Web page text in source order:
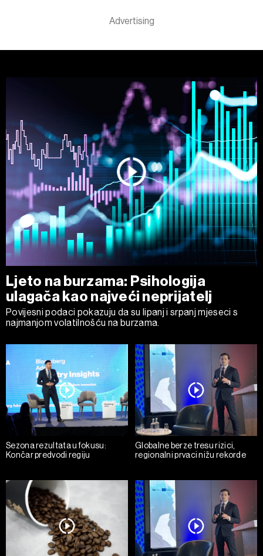
Ljeto na burzama: Psihologija
ulagača kao najveći neprijatelj
Povijesni podaci pokazuju da su lipanj i srpanj mjeseci s
najmanjom volatilnošću na burzama.
Sezona rezultata u fokusu:
Končar predvodi regiju
Globalne berze tresu rizici,
regionalni prvaci nižu rekorde